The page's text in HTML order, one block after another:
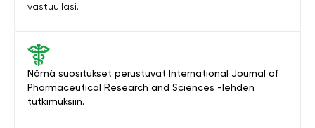
Nämä suositukset perustuvat International Journal of
Pharmaceutical Research and Sciences -lehden
tutkimuksiin.
vastuullasi.